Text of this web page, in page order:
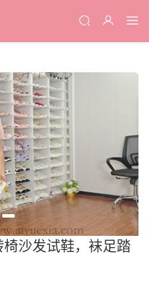
沙发试鞋，袜足踏